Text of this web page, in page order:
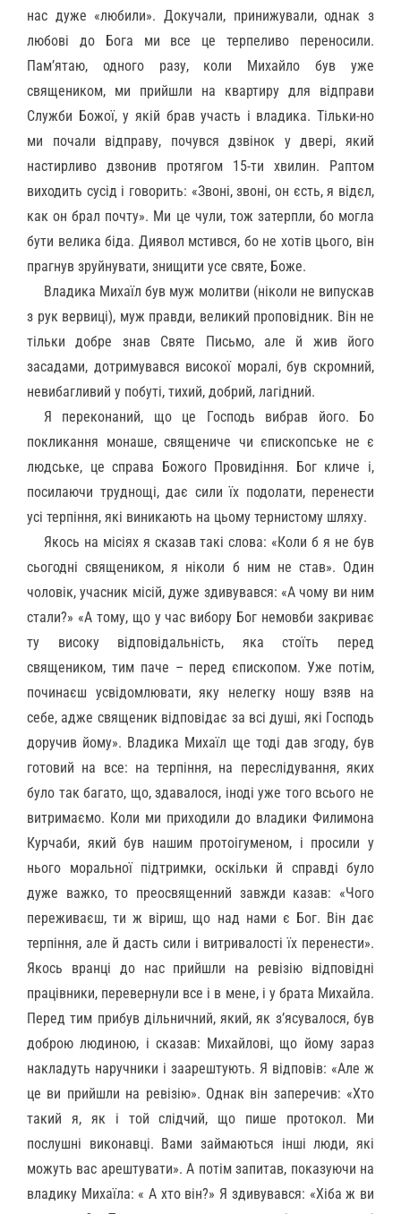
нас дуже «любили». Докучали, принижували, однак з
любові до Бога ми все це терпеливо переносили.
Пам’ятаю, одного разу, коли Михайло був уже
священиком, ми прийшли на квартиру для відправи
Служби Божої, у якій брав участь і владика. Тільки-но
ми почали відправу, почувся дзвінок у двері, який
настирливо дзвонив протягом 15-ти хвилин. Раптом
виходить сусід і говорить: «Звоні, звоні, он єсть, я відєл,
как он брал почту». Ми це чули, тож затерпли, бо могла
бути велика біда. Диявол мстився, бо не хотів цього, він
прагнув зруйнувати, знищити усе святе, Боже.
Владика Михаїл був муж молитви (ніколи не випускав
з рук вервиці), муж правди, великий проповідник. Він не
тільки добре знав Святе Письмо, але й жив його
засадами, дотримувався високої моралі, був скромний,
невибагливий у побуті, тихий, добрий, лагідний.
Я переконаний, що це Господь вибрав його. Бо
покликання монаше, священиче чи єпископське не є
людське, це справа Божого Провидіння. Бог кличе і,
посилаючи труднощі, дає сили їх подолати, перенести
усі терпіння, які виникають на цьому тернистому шляху.
Якось на місіях я сказав такі слова: «Коли б я не був
сьогодні священиком, я ніколи б ним не став». Один
чоловік, учасник місій, дуже здивувався: «А чому ви ним
стали?» «А тому, що у час вибору Бог немовби закриває
ту високу відповідальність, яка стоїть перед
священиком, тим паче – перед єпископом. Уже потім,
починаєш усвідомлювати, яку нелегку ношу взяв на
себе, адже священик відповідає за всі душі, які Господь
доручив йому». Владика Михаїл ще тоді дав згоду, був
готовий на все: на терпіння, на переслідування, яких
було так багато, що, здавалося, іноді уже того всього не
витримаємо. Коли ми приходили до владики Филимона
Курчаби, який був нашим протоігуменом, і просили у
нього моральної підтримки, оскільки й справді було
дуже важко, то преосвященний завжди казав: «Чого
переживаєш, ти ж віриш, що над нами є Бог. Він дає
терпіння, але й дасть сили і витривалості їх перенести».
Якось вранці до нас прийшли на ревізію відповідні
працівники, перевернули все і в мене, і у брата Михайла.
Перед тим прибув дільничний, який, як з’ясувалося, був
доброю людиною, і сказав: Михайлові, що йому зараз
накладуть наручники і заарештують. Я відповів: «Але ж
це ви прийшли на ревізію». Однак він заперечив: «Хто
такий я, як і той слідчий, що пише протокол. Ми
послушні виконавці. Вами займаються інші люди, які
можуть вас арештувати». А потім запитав, показуючи на
владику Михаїла: « А хто він?» Я здивувався: «Хіба ж ви